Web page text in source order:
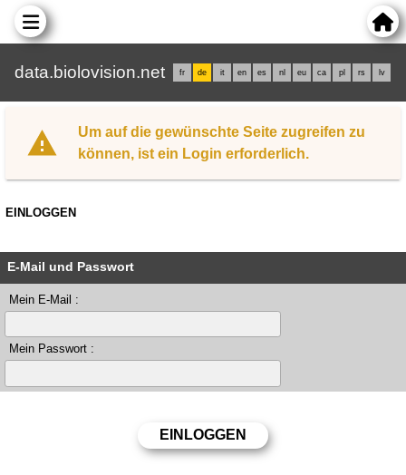
data.biolovision.net fr de it en es nl eu ca pl rs lv
Um auf die gewünschte Seite zugreifen zu
können, ist ein Login erforderlich.
EINLOGGEN
E-Mail und Passwort
Mein E-Mail :
Mein Passwort :